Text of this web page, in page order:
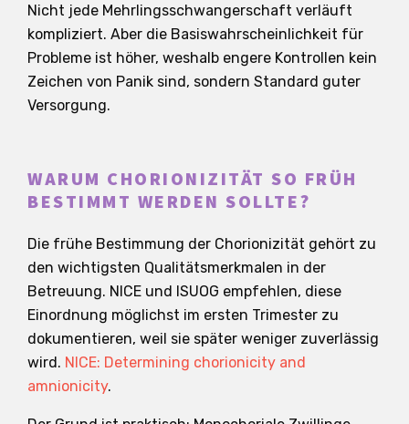
Nicht jede Mehrlingsschwangerschaft verläuft
kompliziert. Aber die Basiswahrscheinlichkeit für
Probleme ist höher, weshalb engere Kontrollen kein
Zeichen von Panik sind, sondern Standard guter
Versorgung.
WARUM CHORIONIZITÄT SO FRÜH
BESTIMMT WERDEN SOLLTE?
Die frühe Bestimmung der Chorionizität gehört zu
den wichtigsten Qualitätsmerkmalen in der
Betreuung. NICE und ISUOG empfehlen, diese
Einordnung möglichst im ersten Trimester zu
dokumentieren, weil sie später weniger zuverlässig
wird. NICE: Determining chorionicity and
amnionicity.